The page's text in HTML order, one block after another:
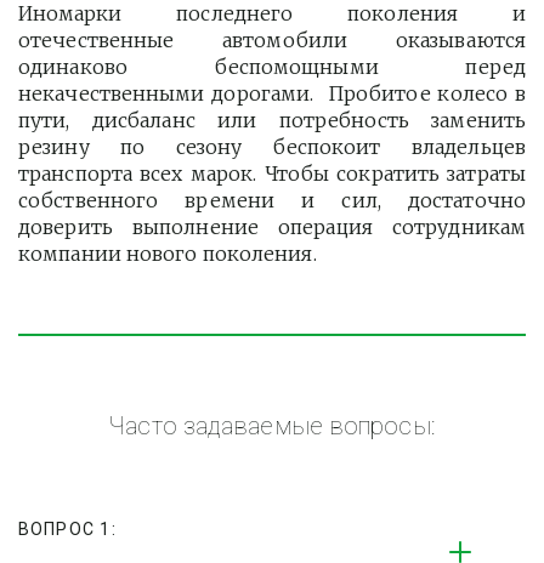
Иномарки последнего поколения и
отечественные автомобили оказываются
одинаково беспомощными перед
некачественными дорогами. Пробитое колесо в
пути, дисбаланс или потребность заменить
резину по сезону беспокоит владельцев
транспорта всех марок. Чтобы сократить затраты
собственного времени и сил, достаточно
доверить выполнение операция сотрудникам
компании нового поколения.
Часто задаваемые вопросы:
ВОПРОС 1: